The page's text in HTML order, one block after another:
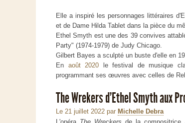
Elle a inspiré les personnages littéraires
et de Dame Hilda Tablet dans la pièce du
Ethel Smyth est une des 39 convives
Party" (1974-1979) de Judy Chicago.
Gilbert Bayes a sculpté un buste d'elle en
En août 2020 le festival de musique
programmant ses œuvres avec celles de
The Wrekers d'Ethel Smyth aux
Le 21 juillet 2022 par Michelle Debra